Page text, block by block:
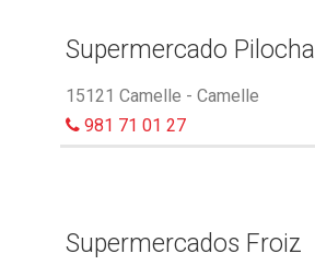
Supermercado Pilocha
15121 Camelle - Camelle
981 71 01 27
Supermercados Froiz